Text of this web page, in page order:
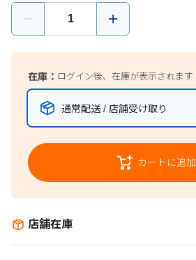
在庫： ログイン後、在庫が表示されます
通常配送 / 店舗受け取り
カートに追加
店舗在庫